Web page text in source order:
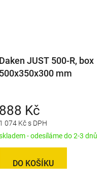
Daken JUST 500-R, box
500x350x300 mm
1 074 Kč s DPH
888 Kč
- odesíláme do 2-3 dnů
DO KOŠÍKU